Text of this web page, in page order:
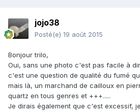
jojo38
Posté(e) 19 août 2015
Bonjour trilo,
Oui, sans une photo c'est pas facile à
c'est une question de qualité du fumé
mais là, un marchand de cailloux en
quartz en tous genres et +++.....
Je dirais également que c'est excessif,